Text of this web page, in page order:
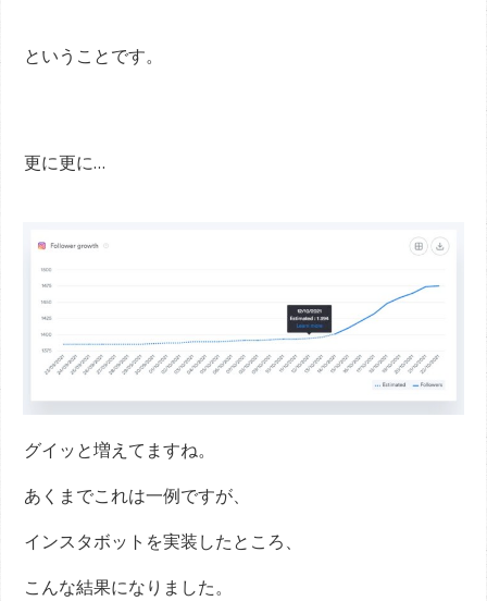
ということです。
更に更に…
グイッと増えてますね。
あくまでこれは一例ですが、
インスタボットを実装したところ、
こんな結果になりました。